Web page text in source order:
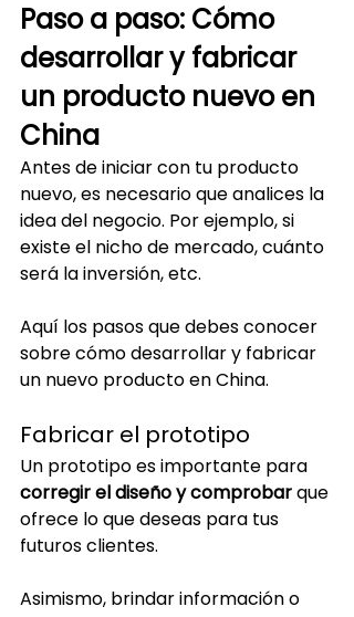
Paso a paso: Cómo
desarrollar y fabricar
un producto nuevo en
China
Antes de iniciar con tu producto
nuevo, es necesario que analices la
idea del negocio. Por ejemplo, si
existe el nicho de mercado, cuánto
será la inversión, etc.
Aquí los pasos que debes conocer
sobre cómo desarrollar y fabricar
un nuevo producto en China.
Fabricar el prototipo
Un prototipo es importante para
corregir el diseño y comprobar que
ofrece lo que deseas para tus
futuros clientes.
Asimismo, brindar información o